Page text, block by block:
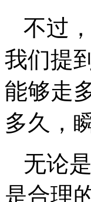
不过
我们提
能够走
多久，
无论
是合理